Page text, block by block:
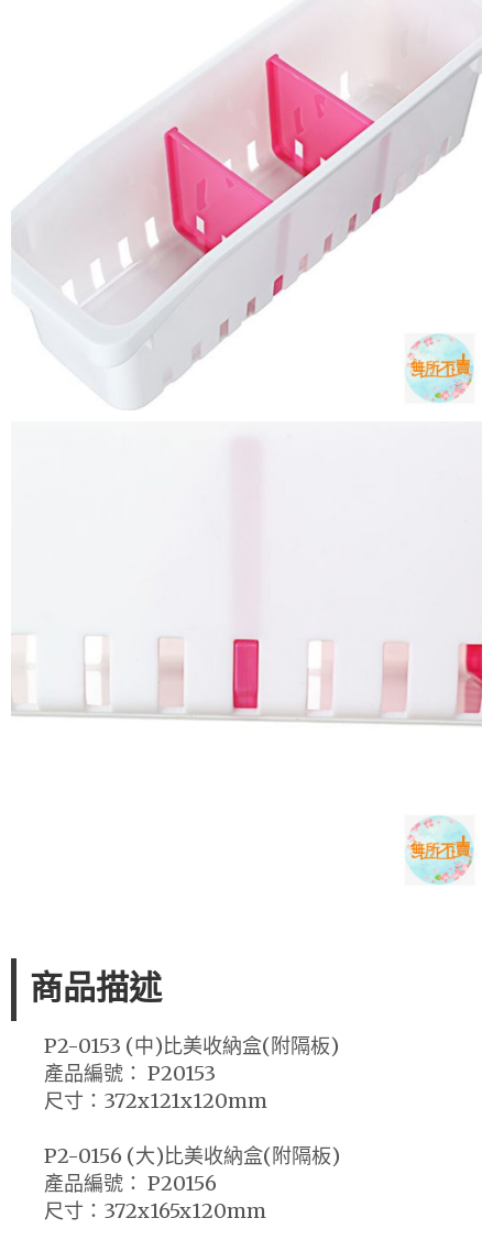
商品描述
P2-0153 (中)比美收納盒(附隔板)
產品編號： P20153
尺寸：372x121x120mm
P2-0156 (大)比美收納盒(附隔板)
產品編號： P20156
尺寸：372x165x120mm